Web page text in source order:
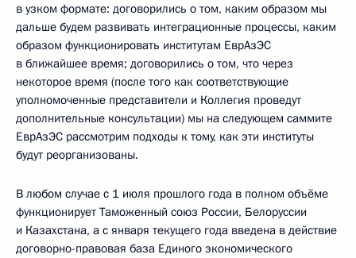
в узком формате: договорились о том, каким образом мы
дальше будем развивать интеграционные процессы, каким
образом функционировать институтам ЕврАзЭС
в ближайшее время; договорились о том, что через
некоторое время (после того как соответствующие
уполномоченные представители и Коллегия проведут
дополнительные консультации) мы на следующем саммите
ЕврАзЭС рассмотрим подходы к тому, как эти институты
будут реорганизованы.
В любом случае с 1 июля прошлого года в полном объёме
функционирует Таможенный союз России, Белоруссии
и Казахстана, а с января текущего года введена в действие
договорно-правовая база Единого экономического